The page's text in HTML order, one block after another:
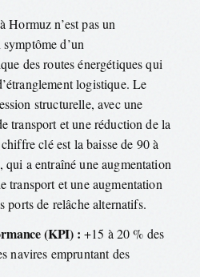
Hormuz n’est pas un
d’un
des routes énergétiques qui
logistique. Le
structurelle, avec une
transport et une réduction de la
clé est la baisse de 90 à
a entraîné une augmentation
transport et une augmentation
ports de relâche alternatifs.
(KPI) : +15 à 20 % des
navires empruntant des